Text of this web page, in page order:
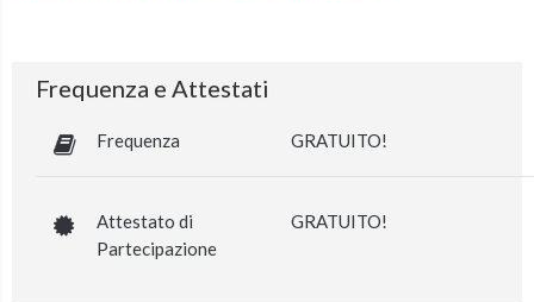
Frequenza e Attestati
Frequenza GRATUITO!
Attestato di
Partecipazione
GRATUITO!